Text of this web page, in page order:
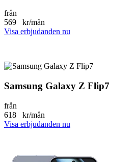
från
569 kr/mån
Visa erbjudanden nu
Samsung Galaxy Z Flip7
från
618 kr/mån
Visa erbjudanden nu